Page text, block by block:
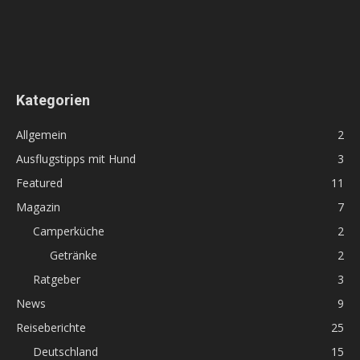
Kategorien
Allgemein
2
Ausflugstipps mit Hund
3
Featured
11
Magazin
7
Camperküche
2
Getränke
2
Ratgeber
3
News
9
Reiseberichte
25
Deutschland
15